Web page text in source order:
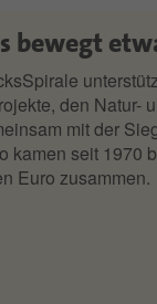
bewegt
den Natur-
mit der
kamen seit 1970
Euro zusammen.